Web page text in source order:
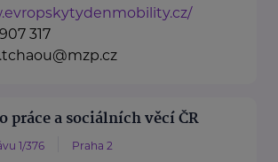
317
práce a sociálních věcí ČR
1/376 Praha 2